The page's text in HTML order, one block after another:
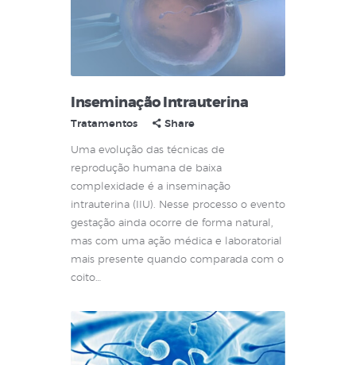
Inseminação Intrauterina
Tratamentos Share
Uma evolução das técnicas de
reprodução humana de baixa
complexidade é a inseminação
intrauterina (IIU). Nesse processo o evento
gestação ainda ocorre de forma natural,
mas com uma ação médica e laboratorial
mais presente quando comparada com o
coito…